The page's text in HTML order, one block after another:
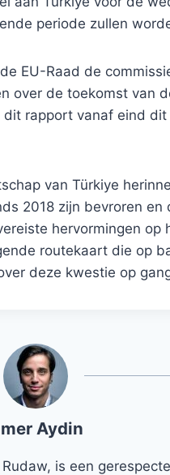
periode zullen
EU-Raad de
over de toekomst van
rapport vanaf eind
van Türkiye
2018 zijn bevroren en
hervormingen op
routekaart die op
deze kwestie op
Aydin
is een